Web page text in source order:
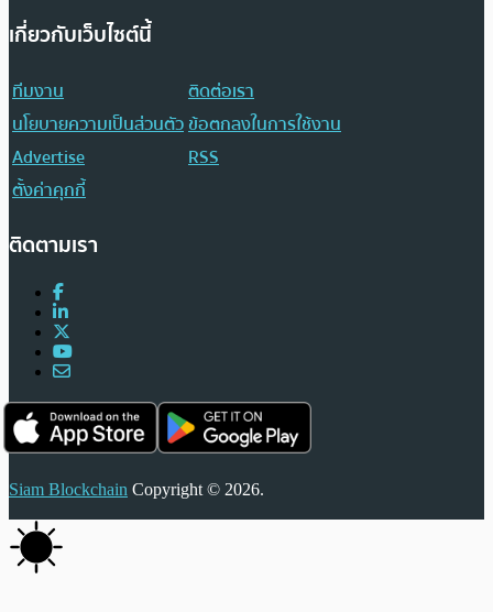
เกี่ยวกับเว็บไซต์นี้
ทีมงาน
ติดต่อเรา
นโยบายความเป็นส่วนตัวข้อตกลงในการใช้งาน
Advertise
RSS
ตั้งค่าคุกกี้
ติดตามเรา
Siam Blockchain Copyright © 2026.